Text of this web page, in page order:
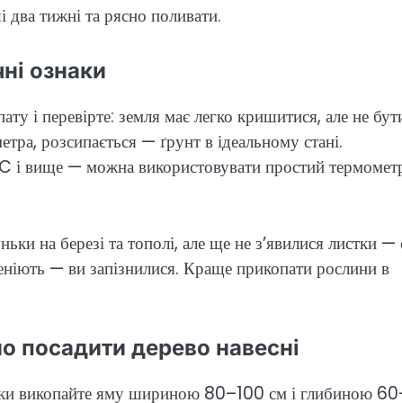
тижні та рясно поливати.
ознаки
і перевірте: земля має легко кришитися, але не
розсипається — ґрунт в ідеальному стані.
і вище — можна використовувати простий
на березі та тополі, але ще не з’явилися листки —
— ви запізнилися. Краще прикопати рослини в
посадити дерево навесні
викопайте яму шириною 80–100 см і глибиною